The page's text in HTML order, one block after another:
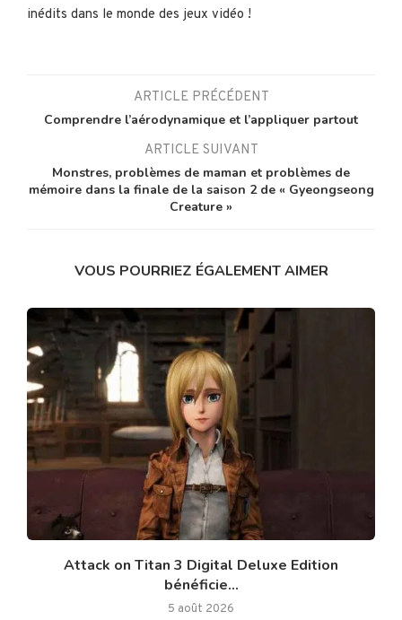
inédits dans le monde des jeux vidéo !
ARTICLE PRÉCÉDENT
Comprendre l’aérodynamique et l’appliquer partout
ARTICLE SUIVANT
Monstres, problèmes de maman et problèmes de
mémoire dans la finale de la saison 2 de « Gyeongseong
Creature »
VOUS POURRIEZ ÉGALEMENT AIMER
Attack on Titan 3 Digital Deluxe Edition
bénéficie...
5 août 2026